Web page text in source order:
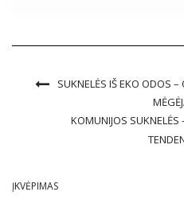
SUKNELĖS IŠ EKO ODOS
KOMUNIJOS SUKNELĖS
ĮKVĖPIMAS